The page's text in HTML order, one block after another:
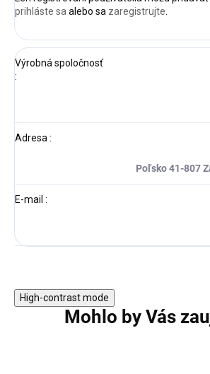
prihláste sa alebo sa zaregistrujte
Výrobná spoločnosť
:
Adresa :
Poľsko 41-807
E-mail :
High-contrast mode
Mohlo by Vás